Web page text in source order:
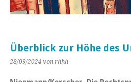
Überblick zur Höhe des
28/09/2024 von rhhh